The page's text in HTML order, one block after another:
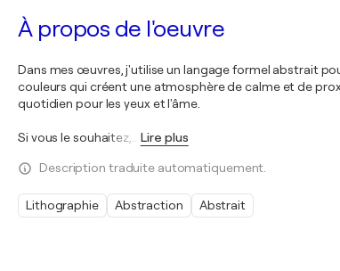
À propos de l'oeuvre
Dans mes œuvres, j'utilise un langage formel abstrait
couleurs qui créent une atmosphère de calme et de
quotidien pour les yeux et l'âme.
Si vous le souhaitez, Lire plus
Description traduite automatiquement.
Lithographie Abstraction Abstrait